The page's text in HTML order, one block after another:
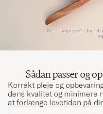
Sådan passer og
Korrekt pleje og
dens kvalitet og minimere
at forlænge levetiden på